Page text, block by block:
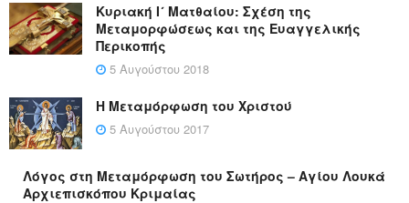
Κυριακή Ι´ Ματθαίου: Σχέση της
Μεταμορφώσεως και της Ευαγγελικής
Περικοπής
5 Αυγούστου 2018
Η Μεταμόρφωση του Χριστού
5 Αυγούστου 2017
Λόγος στη Μεταμόρφωση του Σωτήρος – Αγίου Λουκά
Αρχιεπισκόπου Κριμαίας